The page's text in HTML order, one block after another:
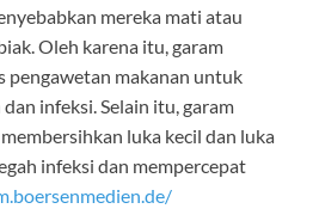
mereka mati atau
Oleh karena itu, garam
pengawetan makanan untuk
infeksi. Selain itu, garam
luka kecil dan luka
infeksi dan mempercepat